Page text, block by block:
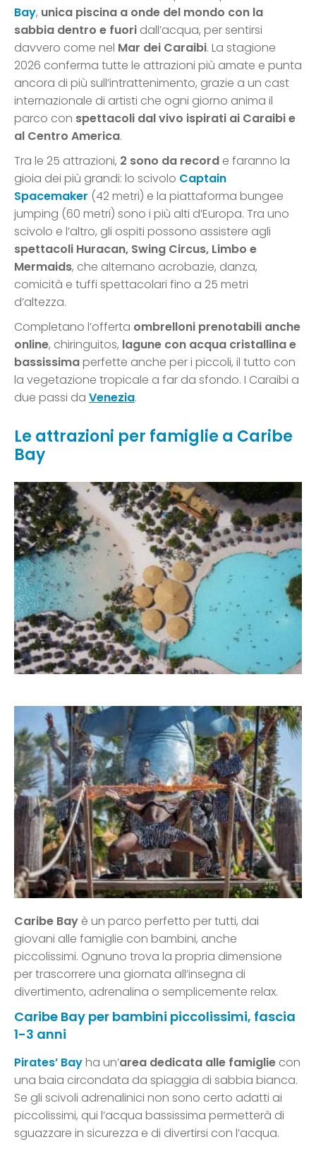
Bay, unica piscina a onde del mondo con la
sabbia dentro e fuori dall’acqua, per sentirsi
davvero come nel Mar dei Caraibi. La stagione
2026 conferma tutte le attrazioni più amate e punta
ancora di più sull’intrattenimento, grazie a un cast
internazionale di artisti che ogni giorno anima il
parco con spettacoli dal vivo ispirati ai Caraibi e
al Centro America.
Tra le 25 attrazioni, 2 sono da record e faranno la
gioia dei più grandi: lo scivolo Captain
Spacemaker (42 metri) e la piattaforma bungee
jumping (60 metri) sono i più alti d’Europa. Tra uno
scivolo e l’altro, gli ospiti possono assistere agli
spettacoli Huracan, Swing Circus, Limbo e
Mermaids, che alternano acrobazie, danza,
comicità e tuffi spettacolari fino a 25 metri
d’altezza.
Completano l’offerta ombrelloni prenotabili anche
online, chiringuitos, lagune con acqua cristallina e
bassissimaperfette anche per i piccoli, il tutto con
la vegetazione tropicale a far da sfondo. I Caraibi a
due passi da Venezia.
Le attrazioni per famiglie a Caribe
Bay
Caribe Bay è un parco perfetto per tutti, dai
giovani alle famiglie con bambini, anche
piccolissimi. Ognuno trova la propria dimensione
per trascorrere una giornata all’insegna di
divertimento, adrenalina o semplicemente relax.
Caribe Bay per bambini piccolissimi, fascia
1-3 anni
Pirates’ Bayha un’area dedicata alle famiglie con
una baia circondata da spiaggia di sabbia bianca.
Se gli scivoli adrenalinici non sono certo adatti ai
piccolissimi, qui l’acqua bassissima permetterà di
sguazzare in sicurezza e di divertirsi con l’acqua.